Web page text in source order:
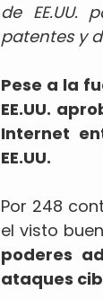
de EE.UU.
patentes y
Pese a la
EE.UU.
Internet
EE.UU.
Por 248
el visto
poderes
ataques